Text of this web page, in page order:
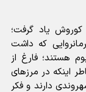
یاد گرفت؛
که داشت
هستند؛ فارغ از
اینکه در مرز‌های
دارند و فکر